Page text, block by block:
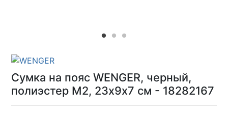
Сумка на пояс WENGER, черный,
полиэстер M2, 23х9х7 см - 18282167